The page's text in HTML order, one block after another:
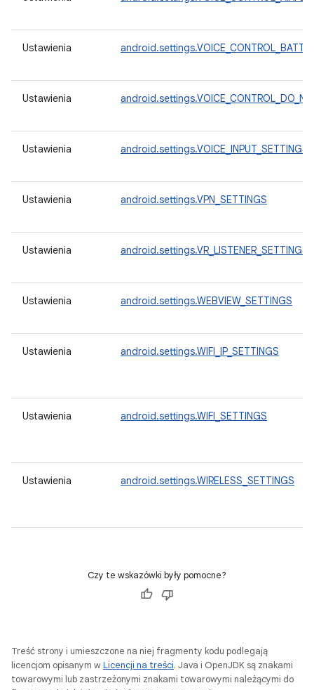
Ustawienia
Ustawienia
Ustawienia android.settings.VOICE_INPUT_SETTINGS
Ustawienia android.settings.VPN_SETTINGS
Ustawienia android.settings.VR_LISTENER_SETTINGS
Ustawienia android.settings.WEBVIEW_SETTINGS
Ustawienia android.settings.WIFI_IP_SETTINGS
Ustawienia android.settings.WIFI_SETTINGS
Ustawienia android.settings.WIRELESS_SETTINGS
Czy te wskazówki były pomocne?
Treść strony i umieszczone na niej fragmenty kodu podlegają
licencjom opisanym wLicencji na treści. Java i OpenJDK są znakami
towarowymi lub zastrzeżonymi znakami towarowymi należącymi do